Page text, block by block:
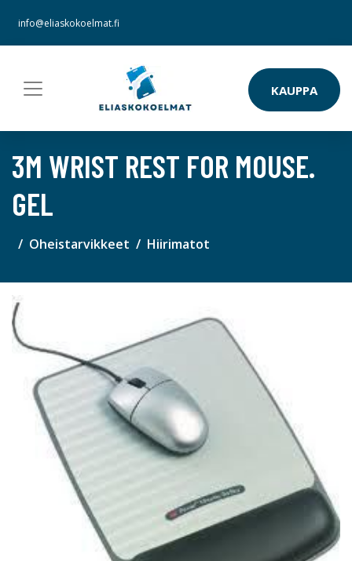
info@eliaskokoelmat.fi
KAUPPA
3M WRIST REST FOR MOUSE.
GEL
Oheistarvikkeet Hiirimatot